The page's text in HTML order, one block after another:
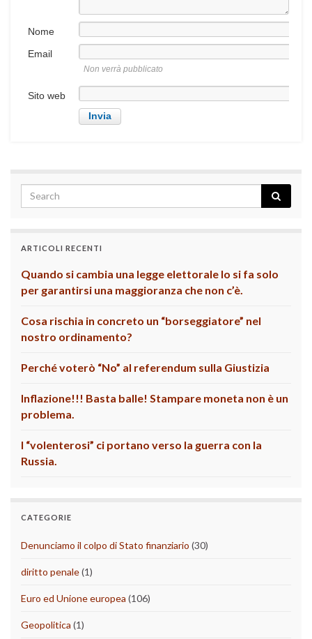
Nome
Email
Non verrà pubblicato
Sito web
ARTICOLI RECENTI
Quando si cambia una legge elettorale lo si fa solo
per garantirsi una maggioranza che non c’è.
Cosa rischia in concreto un “borseggiatore” nel
nostro ordinamento?
Perché voterò “No” al referendum sulla Giustizia
Inflazione!!! Basta balle! Stampare moneta non è un
problema.
I “volenterosi” ci portano verso la guerra con la
Russia.
CATEGORIE
Denunciamo il colpo di Stato finanziario (30)
diritto penale(1)
Euro ed Unione europea (106)
Geopolitica (1)